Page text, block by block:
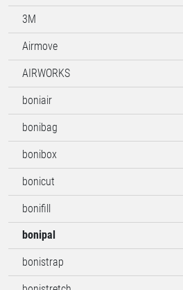
3M
Airmove
AIRWORKS
boniair
bonibag
bonibox
bonicut
bonifill
bonipal
bonistrap